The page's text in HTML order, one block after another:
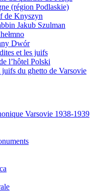
(région Podlaskie)
de Knyszyn
Jakub Szulman
Dwór
et les juifs
l’hôtel Polski
du ghetto de Varsovie
Varsovie 1938-1939